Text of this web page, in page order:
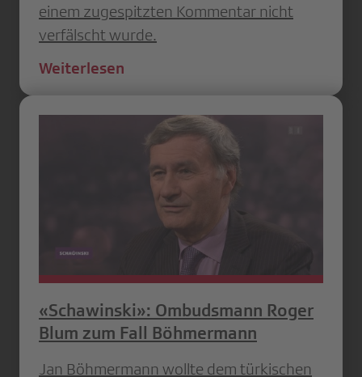
einem zugespitzten Kommentar nicht
verfälscht wurde.
Weiterlesen
«Schawinski»: Ombudsmann Roger
Blum zum Fall Böhmermann
Jan Böhmermann wollte dem türkischen